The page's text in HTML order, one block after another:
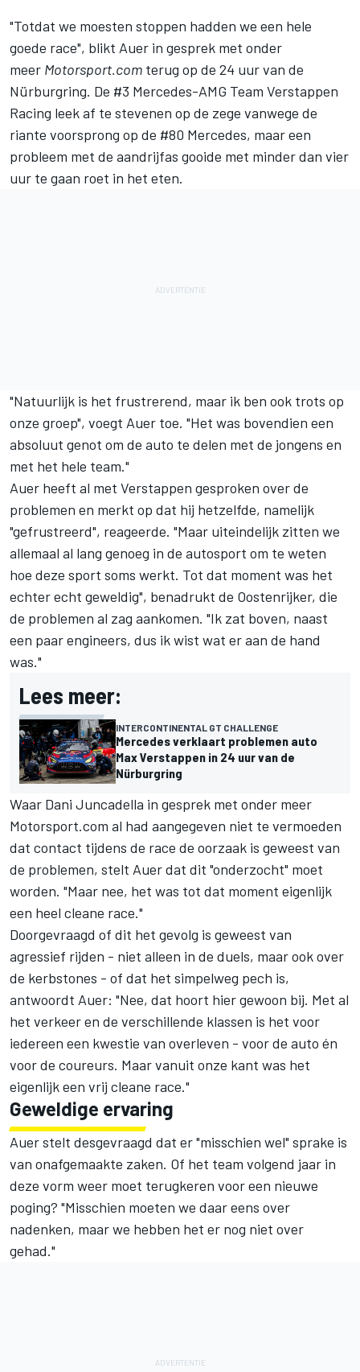
"Totdat we moesten stoppen hadden we een hele
goede race", blikt Auer in gesprek met onder
meer Motorsport.com terug op de 24 uur van de
Nürburgring. De #3 Mercedes-AMG Team Verstappen
Racing leek af te stevenen op de zege vanwege de
riante voorsprong op de #80 Mercedes, maar een
probleem met de aandrijfas gooide met minder dan vier
uur te gaan roet in het eten.
"Natuurlijk is het frustrerend, maar ik ben ook trots op
onze groep", voegt Auer toe. "Het was bovendien een
absoluut genot om de auto te delen met de jongens en
met het hele team."
Auer heeft al met Verstappen gesproken over de
problemen en merkt op dat hij hetzelfde, namelijk
"gefrustreerd", reageerde. "Maar uiteindelijk zitten we
allemaal al lang genoeg in de autosport om te weten
hoe deze sport soms werkt. Tot dat moment was het
echter echt geweldig", benadrukt de Oostenrijker, die
de problemen al zag aankomen. "Ik zat boven, naast
een paar engineers, dus ik wist wat er aan de hand
was."
Lees meer:
INTERCONTINENTAL GT CHALLENGE
Mercedes verklaart problemen auto
Max Verstappen in 24 uur van de
Nürburgring
Waar Dani Juncadella in gesprek met onder meer
Motorsport.com al had aangegeven niet te vermoeden
dat contact tijdens de race de oorzaak is geweest van
de problemen, stelt Auer dat dit "onderzocht" moet
worden. "Maar nee, het was tot dat moment eigenlijk
een heel cleane race."
Doorgevraagd of dit het gevolg is geweest van
agressief rijden - niet alleen in de duels, maar ook over
de kerbstones - of dat het simpelweg pech is,
antwoordt Auer: "Nee, dat hoort hier gewoon bij. Met al
het verkeer en de verschillende klassen is het voor
iedereen een kwestie van overleven - voor de auto én
voor de coureurs. Maar vanuit onze kant was het
eigenlijk een vrij cleane race."
Geweldige ervaring
Auer stelt desgevraagd dat er "misschien wel" sprake is
van onafgemaakte zaken. Of het team volgend jaar in
deze vorm weer moet terugkeren voor een nieuwe
poging? "Misschien moeten we daar eens over
nadenken, maar we hebben het er nog niet over
gehad."